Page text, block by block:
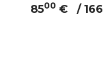
8500 € / 166